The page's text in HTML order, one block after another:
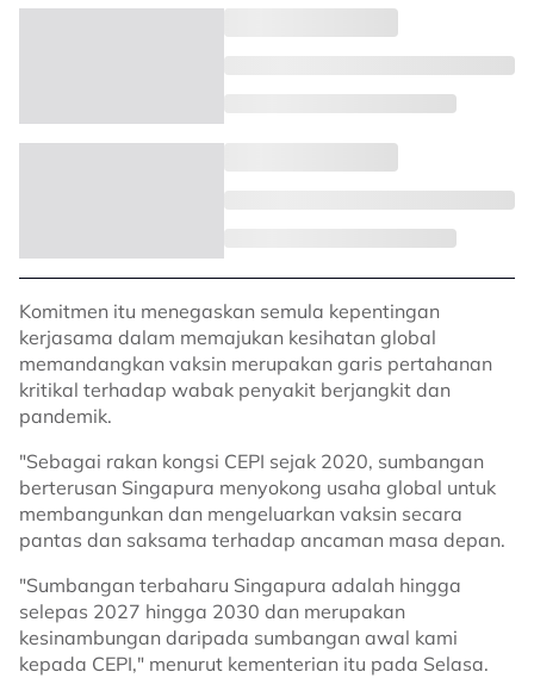
Komitmen itu menegaskan semula kepentingan
kerjasama dalam memajukan kesihatan global
memandangkan vaksin merupakan garis pertahanan
kritikal terhadap wabak penyakit berjangkit dan
pandemik.
"Sebagai rakan kongsi CEPI sejak 2020, sumbangan
berterusan Singapura menyokong usaha global untuk
membangunkan dan mengeluarkan vaksin secara
pantas dan saksama terhadap ancaman masa depan.
"Sumbangan terbaharu Singapura adalah hingga
selepas 2027 hingga 2030 dan merupakan
kesinambungan daripada sumbangan awal kami
kepada CEPI," menurut kementerian itu pada Selasa.